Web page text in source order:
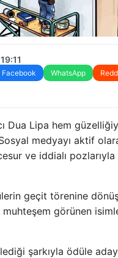
Facebook WhatsApp
Dua Lipa hem
medyayı aktif
ve iddialı
geçit törenine
görünen
şarkıyla ödüle aday